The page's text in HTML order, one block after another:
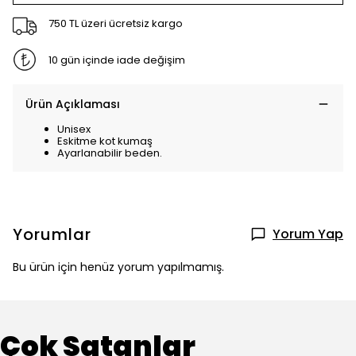
750 TL üzeri ücretsiz kargo
10 gün içinde iade değişim
Ürün Açıklaması
Unisex
Eskitme kot kumaş
Ayarlanabilir beden.
Yorumlar Yorum Yap
Bu ürün için henüz yorum yapılmamış.
Çok Satanlar